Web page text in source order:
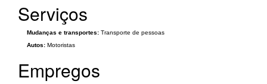
Serviços
Mudanças e transportes: Transporte de pessoas
Autos: Motoristas
Empregos